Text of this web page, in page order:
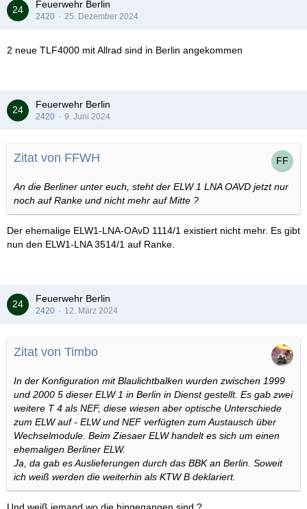
82 NTW Aachen JUH
Feuerwehr Berlin
2420 25. Dezember 2024
2 neue TLF4000 mit Allrad sind in Berlin angekommen
Feuerwehr Berlin
2420 9. Juni 2024
Zitat von FFWH
An die Berliner unter euch, steht der ELW 1 LNA OAVD jetzt nur
noch auf Ranke und nicht mehr auf Mitte ?
Der ehemalige ELW1-LNA-OAvD 1114/1 existiert nicht mehr. Es gibt
nun den ELW1-LNA 3514/1 auf Ranke.
Feuerwehr Berlin
2420 12. März 2024
Zitat von Timbo
In der Konfiguration mit Blaulichtbalken wurden zwischen 1999
und 2000 5 dieser ELW 1 in Berlin in Dienst gestellt. Es gab zwei
weitere T 4 als NEF, diese wiesen aber optische Unterschiede
zum ELW auf - ELW und NEF verfügten zum Austausch über
Wechselmodule. Beim Ziesaer ELW handelt es sich um einen
ehemaligen Berliner ELW.
Ja, da gab es Auslieferungen durch das BBK an Berlin. Soweit
ich weiß werden die weiterhin als KTW B deklariert.